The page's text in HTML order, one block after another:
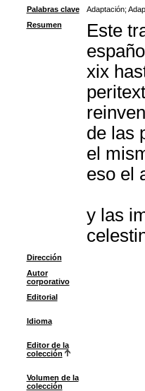
Palabras clave Adaptación;
Resumen
Este
xix
de las
el
eso el
y las
Dirección
Autor
corporativo
Editorial
Idioma
Editor de la
colección
Volumen de la
colección